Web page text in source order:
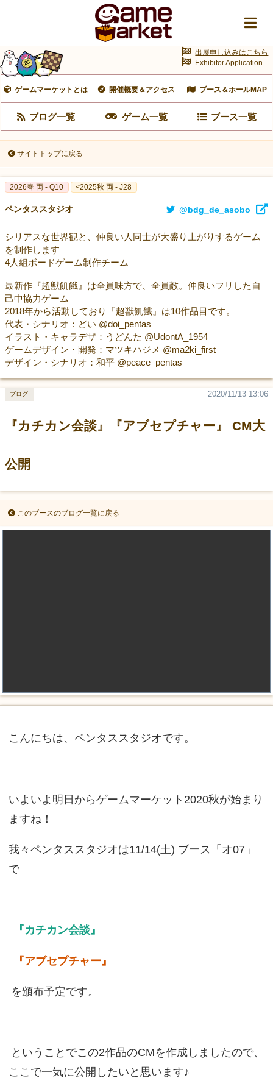
ゲームマーケットとは 開催概要＆アクセス ブース＆ホールMAP
ブログ一覧 ゲーム一覧 ブース一覧
出展申し込みはこちら
Exhibitor Application
サイトトップに戻る
2026春 両 - Q10 <2025秋 両 - J28
ペンタススタジオ @bdg_de_asobo
シリアスな世界観と、仲良い人同士が大盛り上がりするゲーム
を制作します
4人組ボードゲーム制作チーム
最新作『超獣飢餓』は全員味方で、全員敵。仲良いフリした自
己中協力ゲーム
2018年から活動しており『超獣飢餓』は10作品目です。
代表・シナリオ：どい @doi_pentas
イラスト・キャラデザ：うどんた @UdontA_1954
ゲームデザイン・開発：マツキハジメ @ma2ki_first
デザイン・シナリオ：和平 @peace_pentas
『カチカン会談』『アブセプチャー』 CM大
公開
2020/11/13 13:06
ブログ
このブースのブログ一覧に戻る
こんにちは、ペンタススタジオです。
いよいよ明日からゲームマーケット2020秋が始まり
ますね！
我々ペンタススタジオは11/14(土) ブース「オ07」
で
『カチカン会談』
『アブセプチャー』
を頒布予定です。
ということでこの2作品のCMを作成しましたので、
ここで一気に公開したいと思います♪